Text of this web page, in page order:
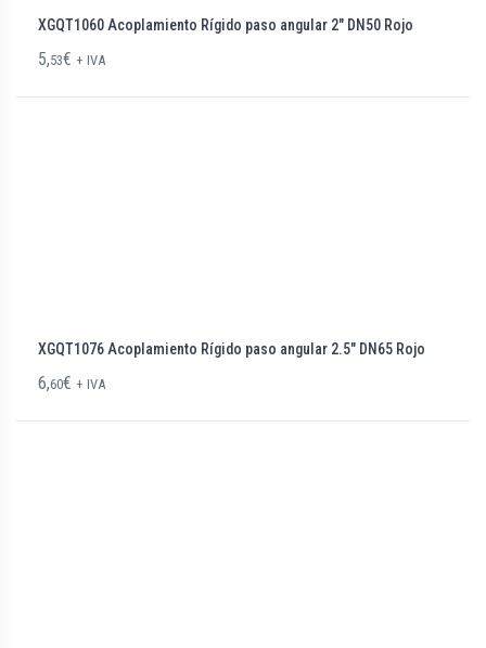
XGQT1060 Acoplamiento Rígido paso angular 2″ DN50 Rojo
5,53€ + IVA
XGQT1076 Acoplamiento Rígido paso angular 2.5″ DN65 Rojo
6,60€ + IVA